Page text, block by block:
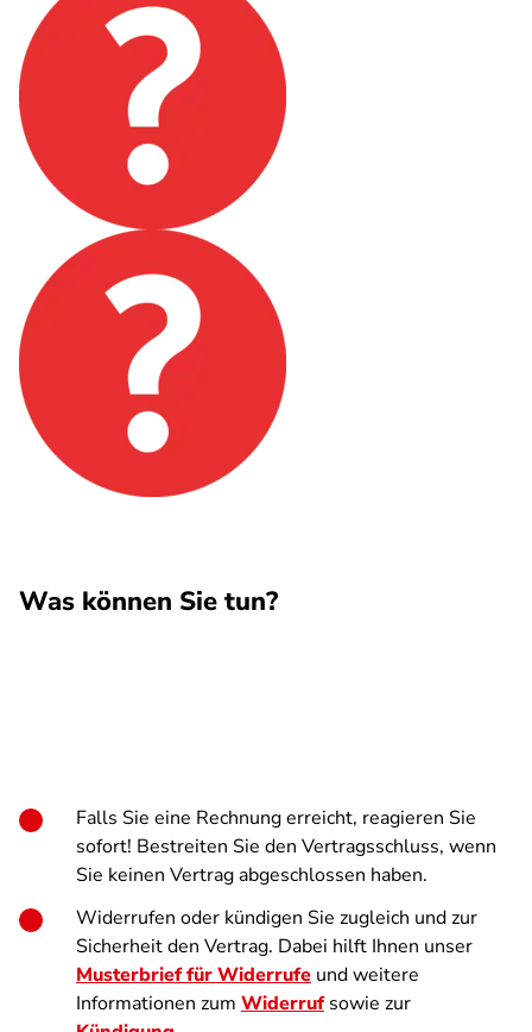
Was können Sie tun?
Falls Sie eine Rechnung erreicht, reagieren Sie
sofort! Bestreiten Sie den Vertragsschluss, wenn
Sie keinen Vertrag abgeschlossen haben.
Widerrufen oder kündigen Sie zugleich und zur
Sicherheit den Vertrag. Dabei hilft Ihnen unser
Musterbrief für Widerrufe und weitere
Informationen zum Widerrufsowie zur